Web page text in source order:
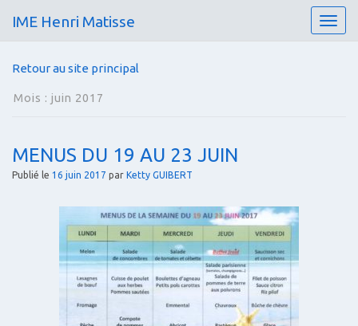
T
o
IME Henri Matisse
Retour au site principal
Mois : juin 2017
MENUS DU 19 AU 23 JUIN
Publié le 16 juin 2017 par Ketty GUIBERT